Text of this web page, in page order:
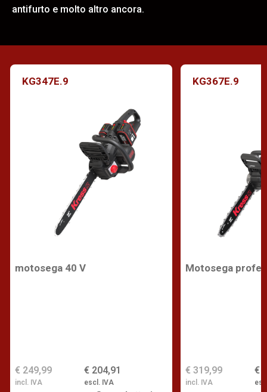
antifurto e molto altro ancora.
KG347E.9
motosega 40 V
€ 204,91
escl. IVA
€ 249,99
incl. IVA
KG367E.9
Motosega
€
€ 319,99
incl. IVA